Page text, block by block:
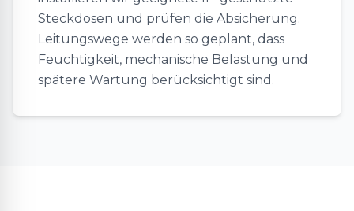
Steckdosen und prüfen die Absicherung.
Leitungswege werden so geplant, dass
Feuchtigkeit, mechanische Belastung und
spätere Wartung berücksichtigt sind.